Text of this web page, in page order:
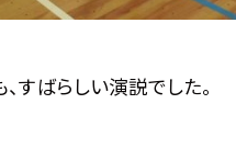
すばらしい演説でした。